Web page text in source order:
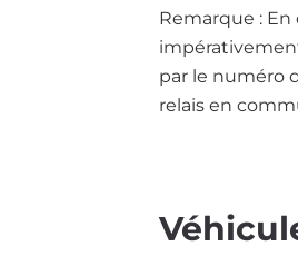
Remarque :
par le numéro
relais en